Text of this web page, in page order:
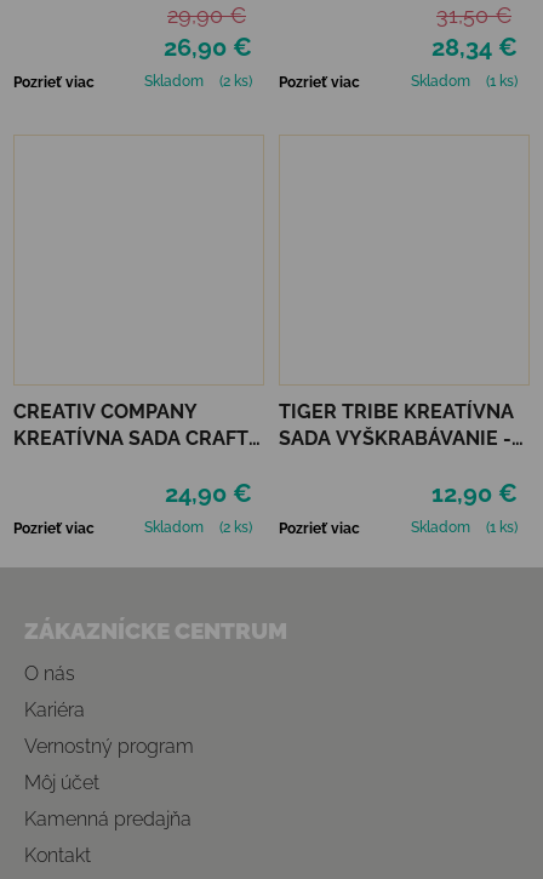
26,90 €
29,90 €
Pozrieť viac Skladom (2 ks)
28,34 €
31,50 €
Pozrieť viac Skladom (1 ks)
CREATIV COMPANY
KREATÍVNA SADA CRAFT
24,90 €
Pozrieť viac Skladom (2 ks)
TIGER TRIBE KREATÍVNA
SADA VYŠKRABÁVANIE -
12,90 €
Pozrieť viac Skladom (1 ks)
ZÁKAZNÍCKE CENTRUM
O nás
Kariéra
Vernostný program
Môj účet
Kamenná predajňa
Kontakt